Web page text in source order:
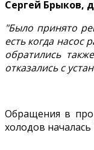
Сергей Брыков,
"Было принято
есть когда насос
обратились
отказались с
Обращения в
холодов